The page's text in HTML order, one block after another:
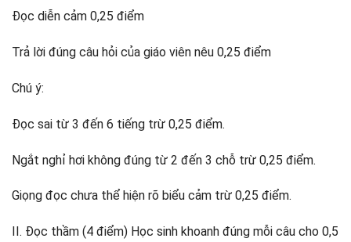
Đọc diễn cảm 0,25 điểm
Trả lời đúng câu hỏi của giáo viên nêu 0,25 điểm
Chú ý:
Đọc sai từ 3 đến 6 tiếng trừ 0,25 điểm.
Ngắt nghỉ hơi không đúng từ 2 đến 3 chỗ trừ 0,25 điểm.
Giọng đọc chưa thể hiện rõ biểu cảm trừ 0,25 điểm.
II. Đọc thầm (4 điểm) Học sinh khoanh đúng mỗi câu cho 0,5